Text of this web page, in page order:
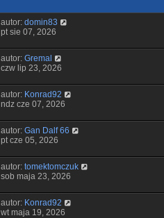
autor:domin83
pt sie 07, 2026
autor:Gremal
czw lip 23, 2026
autor: Konrad92
ndz cze 07, 2026
autor:Gan Dalf 66
pt cze 05, 2026
autor:tomektomczuk
sob maja 23, 2026
autor: Konrad92
wt maja 19, 2026